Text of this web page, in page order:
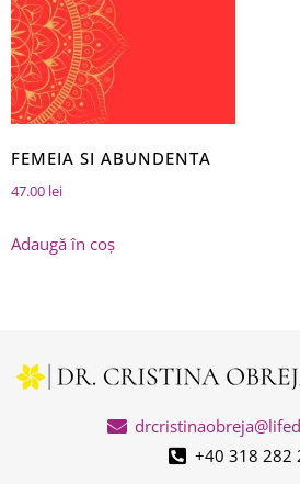
FEMEIA SI ABUNDENTA
47.00 lei
Adaugă în coș
+40 318 282